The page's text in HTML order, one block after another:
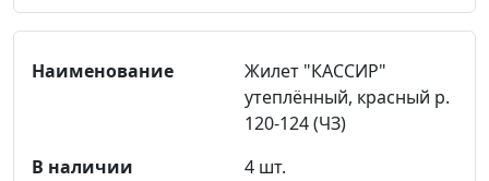
Жилет "КАССИР"
утеплённый, красный р.
120-124 (ЧЗ)
4 шт.